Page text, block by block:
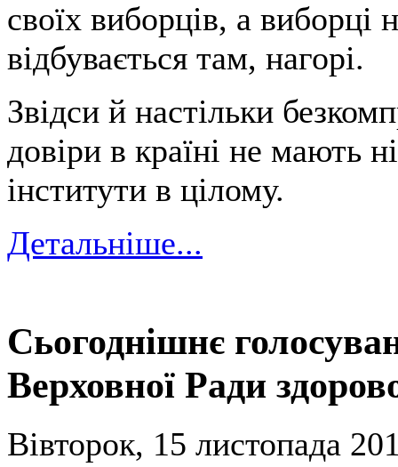
своїх виборців, а
відбувається там, нагорі.
Звідси й настільки
довіри в країні не мають
інститути в цілому.
Детальніше...
Сьогоднішнє
Верховної Ради
Вівторок, 15 листопада